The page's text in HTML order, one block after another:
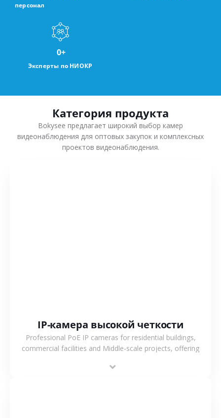
персонал
Эксперты по НИОКР
0+
Категория продукта
Bokysee предлагает широкий выбор камер
видеонаблюдения для оптовых закупок и комплексных
проектов видеонаблюдения.
IP-камера высокой четкости
Professional PoE IP cameras for residential buildings,
commercial facilities and Middle-scale projects, offering
support.